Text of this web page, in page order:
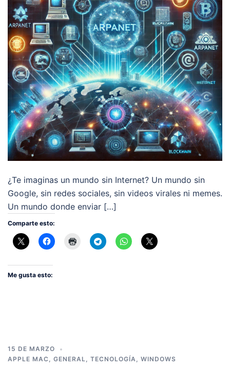
¿Te imaginas un mundo sin Internet? Un mundo sin
Google, sin redes sociales, sin videos virales ni memes.
Un mundo donde enviar […]
Comparte esto:
Me gusta esto:
15 DE MARZO
APPLE MAC , GENERAL, TECNOLOGÍA, WINDOWS